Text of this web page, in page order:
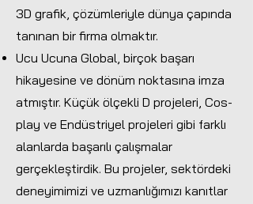
3D grafik, çözümleriyle dünya çapında
tanınan bir firma olmaktır.
Ucu Ucuna Global, birçok başarı
hikayesine ve dönüm noktasına imza
atmıştır. Küçük ölçekli D projeleri, Cos-
play ve Endüstriyel projeleri gibi farklı
alanlarda başarılı çalışmalar
gerçekleştirdik. Bu projeler, sektördeki
deneyimimizi ve uzmanlığımızı kanıtlar